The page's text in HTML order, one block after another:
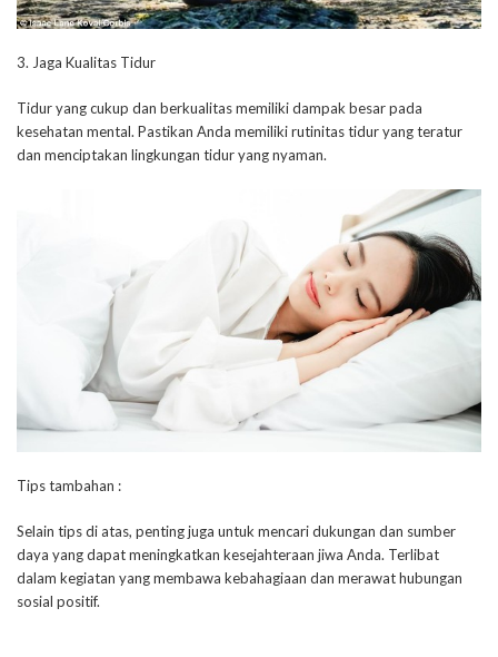
3. Jaga Kualitas Tidur
Tidur yang cukup dan berkualitas memiliki dampak besar pada
kesehatan mental. Pastikan Anda memiliki rutinitas tidur yang teratur
dan menciptakan lingkungan tidur yang nyaman.
Tips tambahan :
Selain tips di atas, penting juga untuk mencari dukungan dan sumber
daya yang dapat meningkatkan kesejahteraan jiwa Anda. Terlibat
dalam kegiatan yang membawa kebahagiaan dan merawat hubungan
sosial positif.